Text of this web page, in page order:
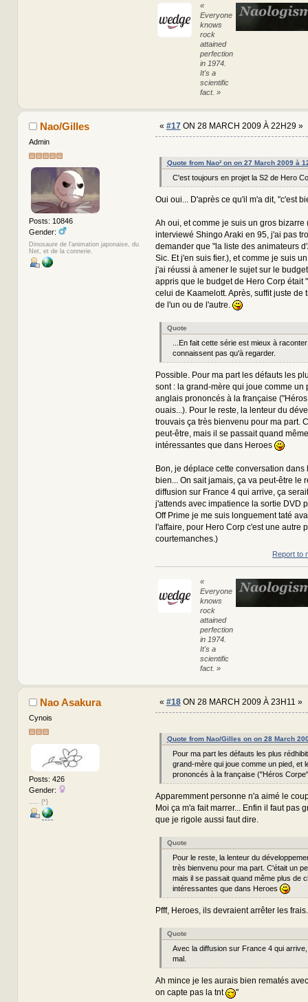
«
Everyone
knows
rock
attained
perfection
in 1974.
It's a
scientific
fact. »
Nao/Gilles
Admin
Posts: 10846
Gender:
Dinosaure de l'animation japonaise, du
Net, et de la connerie.
« #17ON 28 MARCH 2009 À 22H29 »
Quote from Nao² on on 27 March 2009 à
C'est toujours en projet la S2 de Hero
Oui oui... D'après ce qu'il m'a dit, "c'est
Ah oui, et comme je suis un gros bizarre
interviewé Shingo Araki en 95, j'ai pas
demander que "la liste des animateurs
Sic. Et j'en suis fier.), et comme je suis
j'ai réussi à amener le sujet sur le
appris que le budget de Hero Corp était
celui de Kaamelott. Après, suffit juste de
de l'un ou de l'autre.
Quote
...En fait cette série est mieux à
connaissent pas qu'à regarder.
Possible. Pour ma part les défauts les
sont : la grand-mère qui joue comme un
anglais prononcés à la française
ouais...). Pour le reste, la lenteur du
trouvais ça très bienvenu pour ma part.
peut-être, mais il se passait quand
intéressantes que dans Heroes
Bon, je déplace cette conversation dans
bien... On sait jamais, ça va peut-être le
diffusion sur France 4 qui arrive, ça
j'attends avec impatience la sortie DVD
Off Prime je me suis longuement taté
l'affaire, pour Hero Corp c'est une autre
courtemanches.)
Report to
«
Everyone
knows
rock
attained
perfection
in 1974.
It's a
scientific
fact. »
Nao Asakura
Cynois
Posts: 426
Gender:
..... {*}
« #18ON 28 MARCH 2009 À 23H11 »
Quote from Nao/Gilles on on 28 March
Pour ma part les défauts les plus
grand-mère qui joue comme un pied, et
prononcés à la française ("Héros
Apparemment personne n'a aimé le
Moi ça m'a fait marrer... Enfin il faut pas
que je rigole aussi faut dire.
Quote
Pour le reste, la lenteur du
très bienvenu pour ma part. C'était un
mais il se passait quand même plus de
intéressantes que dans Heroes
Pfff, Heroes, ils devraient arrêter les
Quote
Avec la diffusion sur France 4 qui
mal.
Ah mince je les aurais bien rematés
on capte pas la tnt
"